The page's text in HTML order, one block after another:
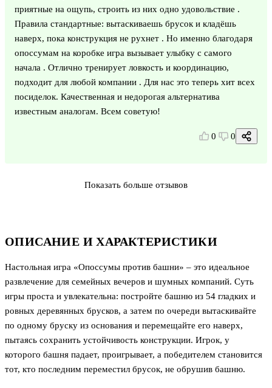
ОПИСАНИЕ И ХАРАКТЕРИСТИКИ
Настольная игра «Опоссумы против башни» – это идеальное
развлечение для семейных вечеров и шумных компаний. Суть
игры проста и увлекательна: постройте башню из 54 гладких и
ровных деревянных брусков, а затем по очереди вытаскивайте
по одному бруску из основания и перемещайте его наверх,
пытаясь сохранить устойчивость конструкции. Игрок, у
которого башня падает, проигрывает, а победителем становится
тот, кто последним переместил брусок, не обрушив башню.
приятные на ощупь, строить из них одно удовольствие .
Правила стандартные: вытаскиваешь брусок и кладёшь
наверх, пока конструкция не рухнет . Но именно благодаря
опоссумам на коробке игра вызывает улыбку с самого
начала . Отлично тренирует ловкость и координацию,
подходит для любой компании . Для нас это теперь хит всех
посиделок. Качественная и недорогая альтернатива
известным аналогам. Всем советую!
0 0
Показать больше отзывов